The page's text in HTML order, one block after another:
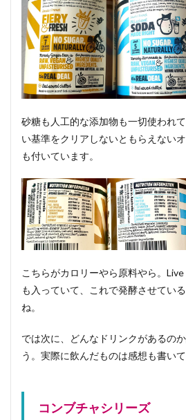
砂糖も人工的な添加物も一切使われ
い基準をクリアしないともらえない
も付いています。
こちらがカロリーやら原料やら。
も入っていて、これで発酵させてい
ね。
では次に、どんなドリンクがあるの
う。実際に飲んだものは感想も書いて
コンブチャシリーズ